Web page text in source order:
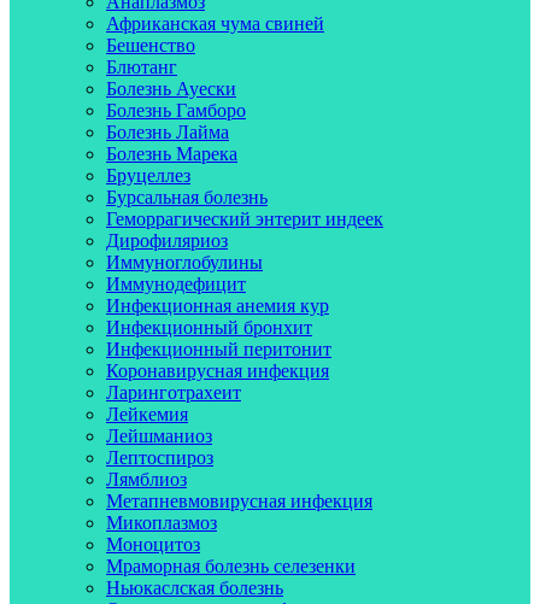
Африканская чума свиней
Бешенство
Блютанг
Болезнь Ауески
Болезнь Гамборо
Болезнь Лайма
Болезнь Марека
Бруцеллез
Бурсальная болезнь
Геморрагический энтерит индеек
Дирофиляриоз
Иммуноглобулины
Иммунодефицит
Инфекционная анемия кур
Инфекционный бронхит
Инфекционный перитонит
Коронавирусная инфекция
Ларинготрахеит
Лейкемия
Лейшманиоз
Лептоспироз
Лямблиоз
Метапневмовирусная инфекция
Микоплазмоз
Моноцитоз
Мраморная болезнь селезенки
Ньюкаслская болезнь